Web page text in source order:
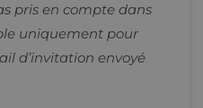
pris en compte dans
uniquement pour
d’invitation envoyé